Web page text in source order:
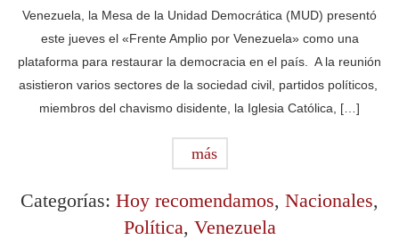
Venezuela, la Mesa de la Unidad Democrática (MUD) presentó
este jueves el «Frente Amplio por Venezuela» como una
plataforma para restaurar la democracia en el país. A la reunión
asistieron varios sectores de la sociedad civil, partidos políticos,
miembros del chavismo disidente, la Iglesia Católica, […]
más
Categorías: Hoy recomendamos, Nacionales,
Política, Venezuela